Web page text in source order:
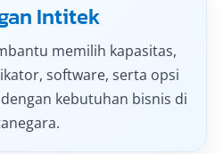
Intitek
memilih kapasitas,
software, serta opsi
kebutuhan bisnis di